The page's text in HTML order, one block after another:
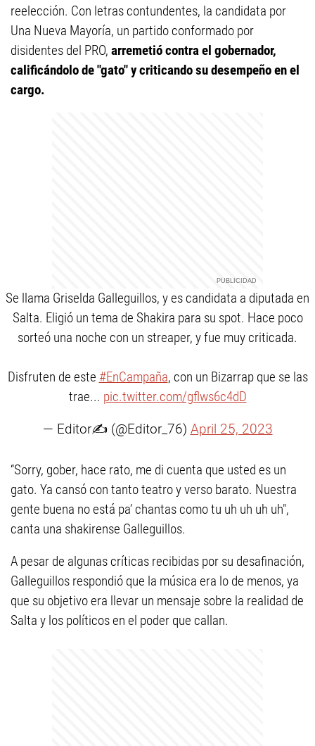
reelección. Con letras contundentes, la candidata por
Una Nueva Mayoría, un partido conformado por
disidentes del PRO, arremetió contra el gobernador,
calificándolo de "gato" y criticando su desempeño en el
cargo.
Se llama Griselda Galleguillos, y es candidata a diputada en
Salta. Eligió un tema de Shakira para su spot. Hace poco
sorteó una noche con un streaper, y fue muy criticada.
Disfruten de este #EnCampaña, con un Bizarrap que se las
trae... pic.twitter.com/gflws6c4dD
— Editor✍ (@Editor_76) April 25, 2023
“Sorry, gober, hace rato, me di cuenta que usted es un
gato. Ya cansó con tanto teatro y verso barato. Nuestra
gente buena no está pa’ chantas como tu uh uh uh uh",
canta una shakirense Galleguillos.
A pesar de algunas críticas recibidas por su desafinación,
Galleguillos respondió que la música era lo de menos, ya
que su objetivo era llevar un mensaje sobre la realidad de
Salta y los políticos en el poder que callan.